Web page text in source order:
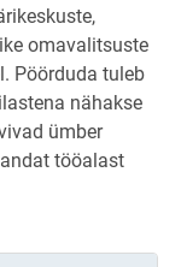
omavalitsuste
Pöörduda tuleb
nähakse
ümber
tööalast